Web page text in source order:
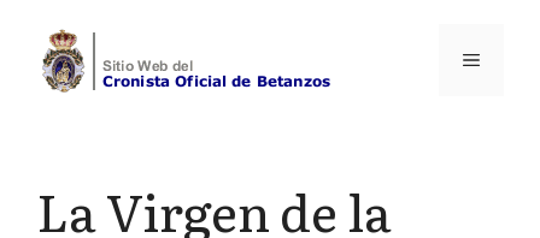
contenido
Menú
La Virgen de la